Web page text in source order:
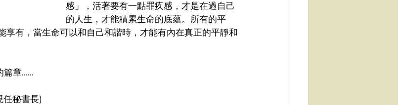
感」，活著要有一點罪疚感，才是在過自己
的人生，才能積累生命的底蘊。所有的平
享有，當生命可以和自己和諧時，才能有內在真正的平靜和
篇章……
任秘書長)